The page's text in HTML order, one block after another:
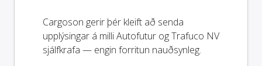
Cargoson gerir þér kleift að senda
upplýsingar á milli Autofutur og Trafuco NV
sjálfkrafa — engin forritun nauðsynleg.